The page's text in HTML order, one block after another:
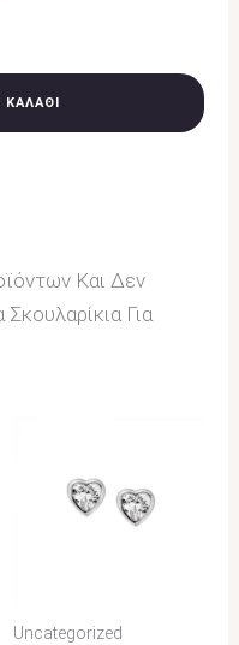
Και Δεν
Για
Uncategorized